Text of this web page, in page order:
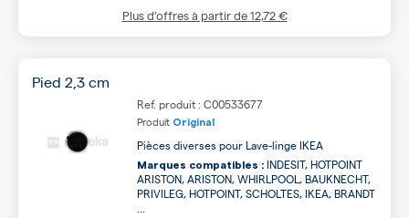
Plus d’offres à partir de12,72 €
Pied 2,3 cm
Ref. produit : C00533677
Produit Original
Pièces diverses pour Lave-linge IKEA
Marques compatibles : INDESIT, HOTPOINT
ARISTON, ARISTON, WHIRLPOOL, BAUKNECHT,
PRIVILEG, HOTPOINT, SCHOLTES, IKEA, BRANDT